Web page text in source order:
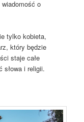
o
tylko kobieta,
który będzie
staje całe
słowa i religii.